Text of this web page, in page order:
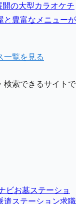
の大型カラオケチ
と豊富なメニューが
一覧を見る
検索できるサイトで
ビお墓ステーショ
遣ステーション求職